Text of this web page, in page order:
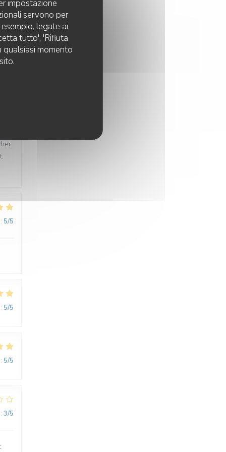
impostazione
servono per
legate ai
tutto', 'Rifiuta
momento
été
: 5/5
: 5/5
: 5/5
: 3/5